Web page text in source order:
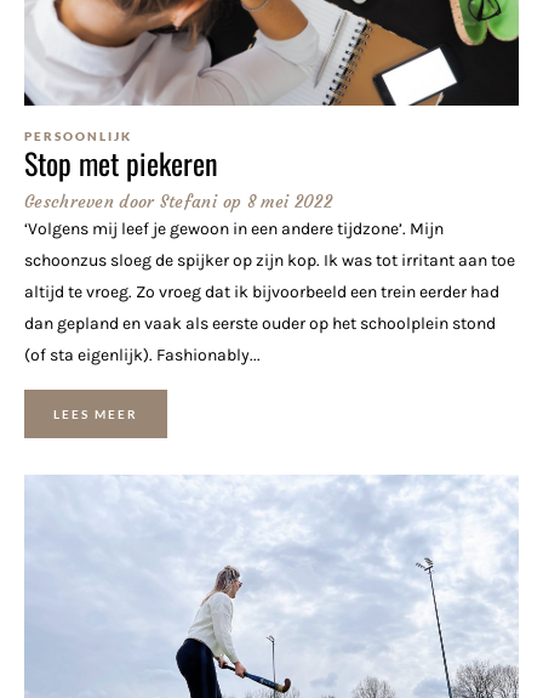
PERSOONLIJK
Stop met piekeren
Geschreven doorStefani op 8 mei 2022
‘Volgens mij leef je gewoon in een andere tijdzone’. Mijn
schoonzus sloeg de spijker op zijn kop. Ik was tot irritant aan toe
altijd te vroeg. Zo vroeg dat ik bijvoorbeeld een trein eerder had
dan gepland en vaak als eerste ouder op het schoolplein stond
(of sta eigenlijk). Fashionably...
LEES MEER